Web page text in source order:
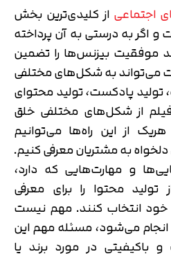
اجتماعی از کلیدی‌ترین بخش
اگر به درستی به آن پرداخته
موفقیت بیزنس‌ها را تضمین
می‌تواند به شکل‌های مختلفی
تولید پادکست، تولید محتوای
از شکل‌های مختلفی خلق
از این راه‌ها می‌توانیم
به مشتریان معرفی کنیم.
و مهارت‌هایی که دارد،
محتوا را برای معرفی
انتخاب کنند. مهم نیست
انجام می‌شود، مسئله مهم این
در مورد برند یا